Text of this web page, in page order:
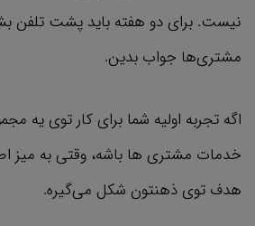
نیست. برای دو هفته باید پشت تلفن
مشتری‌ها جواب بدین.
اگه تجربه اولیه شما برای کار توی
خدمات مشتری ها باشه، وقتی به میز
هدف توی ذهنتون شکل می‌گیره.